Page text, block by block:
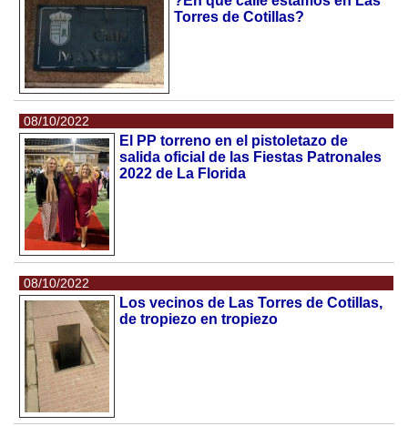
Torres de Cotillas?
08/10/2022
El PP torreno en el pistoletazo de
salida oficial de las Fiestas Patronales
2022 de La Florida
08/10/2022
Los vecinos de Las Torres de Cotillas,
de tropiezo en tropiezo